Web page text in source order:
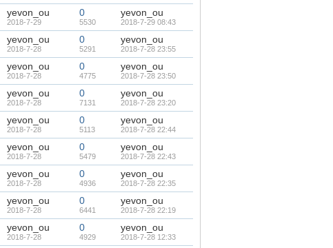
yevon_ou
2018-7-29
0
5530
yevon_ou
2018-7-29 08:43
yevon_ou
2018-7-28
0
5291
yevon_ou
2018-7-28 23:55
yevon_ou
2018-7-28
0
4775
yevon_ou
2018-7-28 23:50
yevon_ou
2018-7-28
0
7131
yevon_ou
2018-7-28 23:20
yevon_ou
2018-7-28
0
5113
yevon_ou
2018-7-28 22:44
yevon_ou
2018-7-28
0
5479
yevon_ou
2018-7-28 22:43
yevon_ou
2018-7-28
0
4936
yevon_ou
2018-7-28 22:35
yevon_ou
2018-7-28
0
6441
yevon_ou
2018-7-28 22:19
yevon_ou
2018-7-28
0
4929
yevon_ou
2018-7-28 12:33